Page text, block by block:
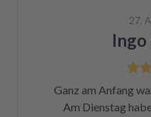
Modell und Fehler
ich die Wahl,
139€ zu kaufen
einzusenden und für
Der Ausbau war
Fotos für den
27.
Ingo
Ganz am Anfang
Am Dienstag